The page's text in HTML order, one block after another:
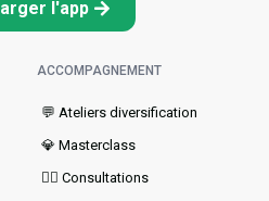
l'app
ACCOMPAGNEMENT
💬 Ateliers diversification
💎 Masterclass
👩‍⚕️ Consultations